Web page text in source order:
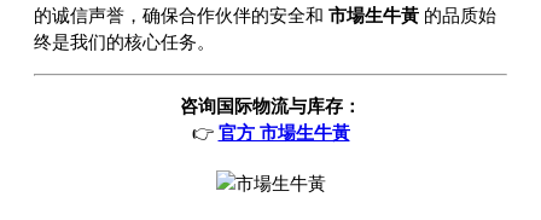
的诚信声誉，确保合作伙伴的安全和 市場生牛黃 的品质始
终是我们的核心任务。
咨询国际物流与库存：
👉 官方 市場生牛黃